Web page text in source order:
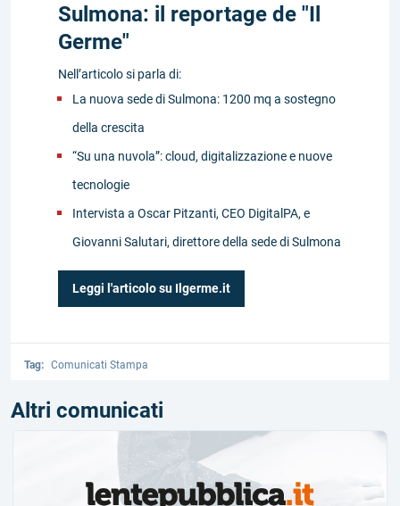
Sulmona: il reportage de "Il
Germe"
Nell’articolo si parla di:
La nuova sede di Sulmona: 1200 mq a sostegno
della crescita
“Su una nuvola”: cloud, digitalizzazione e nuove
tecnologie
Intervista a Oscar Pitzanti, CEO DigitalPA, e
Giovanni Salutari, direttore della sede di Sulmona
Leggi l'articolo su Ilgerme.it
Tag: Comunicati Stampa
Altri comunicati